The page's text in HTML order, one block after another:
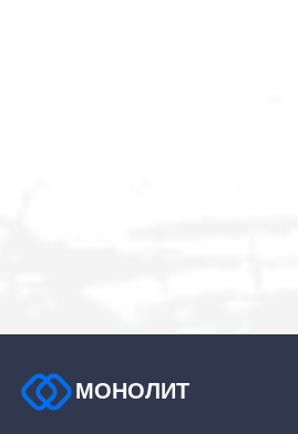
МОНОЛИТ